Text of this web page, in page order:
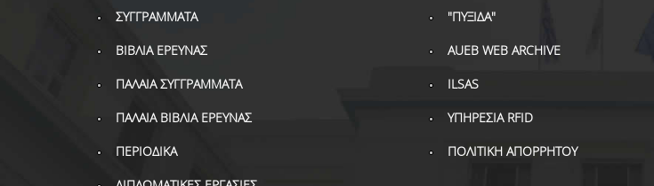
ΣΥΓΓΡΑΜΜΑΤΑ
ΒΙΒΛΙΑ ΕΡΕΥΝΑΣ
ΠΑΛΑΙΑ ΣΥΓΓΡΑΜΜΑΤΑ
ΠΑΛΑΙΑ ΒΙΒΛΙΑ ΕΡΕΥΝΑΣ
ΠΕΡΙΟΔΙΚΑ
"ΠΥΞΙΔΑ"
AUEB WEB ARCHIVE
ILSAS
ΥΠΗΡΕΣΙΑ RFID
ΠΟΛΙΤΙΚΗ ΑΠΟΡΡΗΤΟΥ